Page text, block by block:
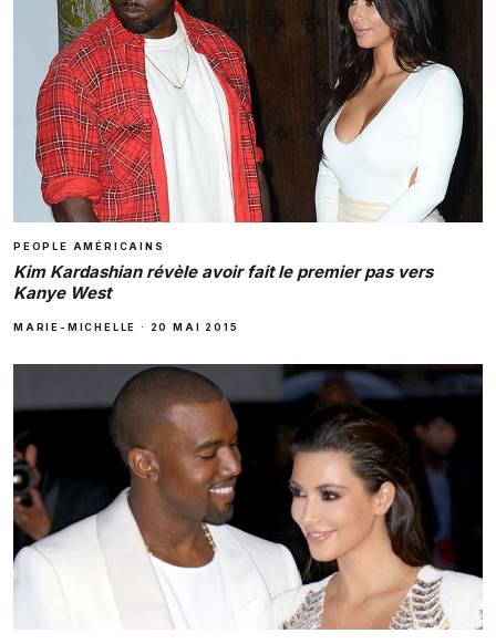
PEOPLE AMÉRICAINS
Kim Kardashian révèle avoir fait le premier pas vers
Kanye West
MARIE-MICHELLE · 20 MAI 2015